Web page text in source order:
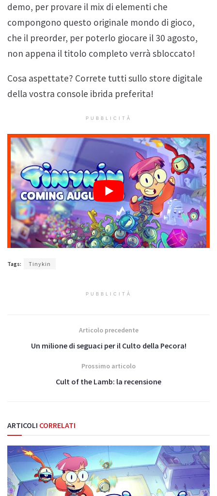
demo, per provare il mix di elementi che
compongono questo originale mondo di gioco,
che il preorder, per poterlo giocare il 30 agosto,
non appena il titolo completo verrà sbloccato!
Cosa aspettate? Correte tutti sullo store digitale
della vostra console ibrida preferita!
PUBBLICITÀ
Tags: Tinykin
PUBBLICITÀ
Articolo precedente
Un milione di seguaci per il Culto della Pecora!
Prossimo articolo
Cult of the Lamb: la recensione
ARTICOLI CORRELATI